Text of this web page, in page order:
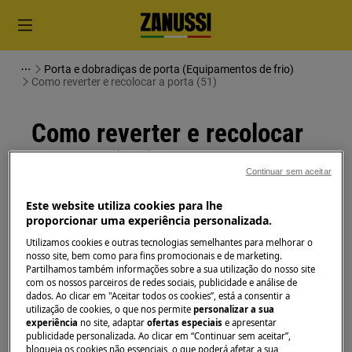
Porta e dobradiças de porta (Equipamentos de frio)
Como reverter e recolocar a porta (51)
Como reverter e recolocar
a porta (51)
Solução
Antes de qualquer operação de manutenção,
desligue o aparelho e retire a ficha datomada.
Sempre tome cuidado ao mover os aparelhos, para
os aparelhos pesados são necessárias duas pessoas
para movê-los.
Este website utiliza cookies para lhe
proporcionar uma experiência personalizada.
Utilizamos cookies e outras tecnologias semelhantes para melhorar o
nosso site, bem como para fins promocionais e de marketing.
Partilhamos também informações sobre a sua utilização do nosso site
com os nossos parceiros de redes sociais, publicidade e análise de
dados. Ao clicar em "Aceitar todos os cookies”, está a consentir a
utilização de cookies, o que nos permitepersonalizar a sua
experiência no site, adaptarofertas especiaise apresentar
publicidade personalizada. Ao clicar em “Continuar sem aceitar”,
bloqueia os cookies não essenciais, o que poderá afetar a sua
Continuar sem aceitar